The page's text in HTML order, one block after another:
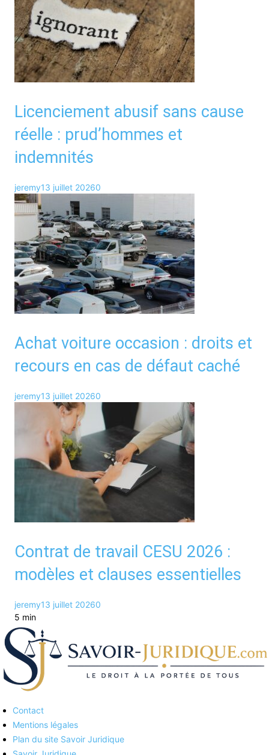
Licenciement abusif sans cause
réelle : prud’hommes et
indemnités
jeremy13 juillet 20260
Achat voiture occasion : droits et
recours en cas de défaut caché
jeremy13 juillet 20260
Contrat de travail CESU 2026 :
modèles et clauses essentielles
jeremy13 juillet 20260
5 min
Savoirs juridiques
Contact
Mentions légales
Plan du site Savoir Juridique